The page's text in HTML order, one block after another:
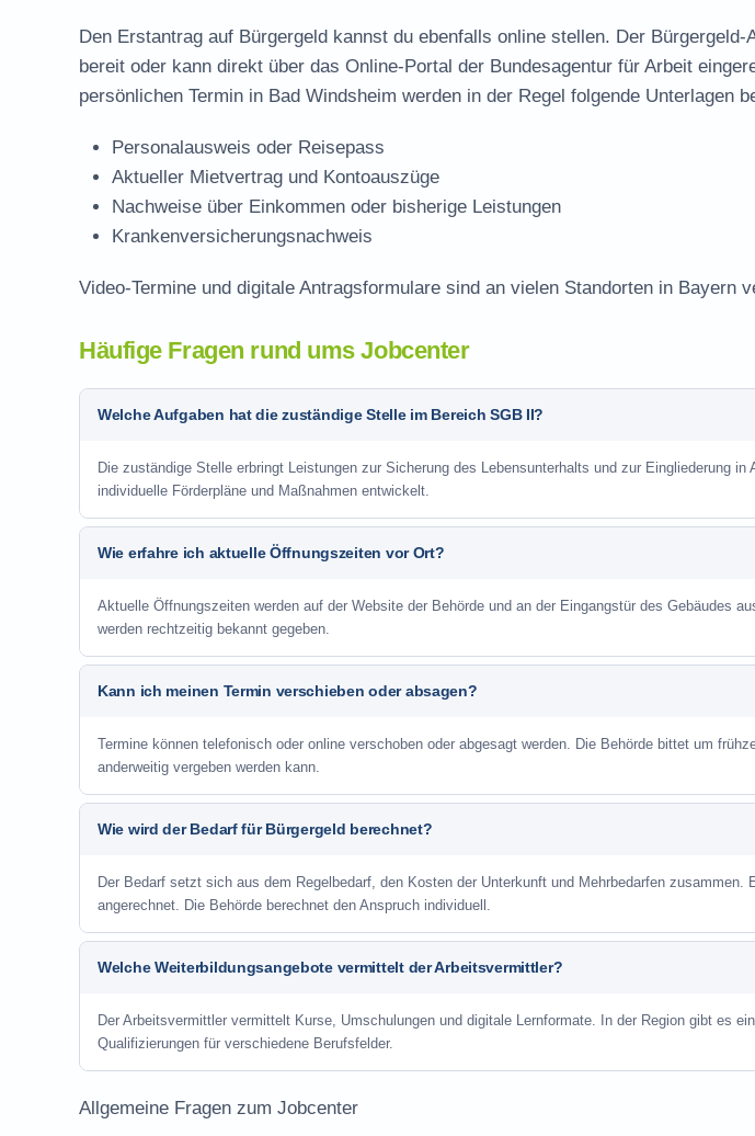
Den Erstantrag auf Bürgergeld kannst du ebenfalls online stellen. Der Bürgergeld-
bereit oder kann direkt über das Online-Portal der Bundesagentur für Arbeit
persönlichen Termin in Bad Windsheim werden in der Regel folgende Unterlagen
Personalausweis oder Reisepass
Aktueller Mietvertrag und Kontoauszüge
Nachweise über Einkommen oder bisherige Leistungen
Krankenversicherungsnachweis
Video-Termine und digitale Antragsformulare sind an vielen Standorten in Bayern
Häufige Fragen rund ums Jobcenter
Welche Aufgaben hat die zuständige Stelle im Bereich SGB II?
Die zuständige Stelle erbringt Leistungen zur Sicherung des Lebensunterhalts und zur Eingliederung in
individuelle Förderpläne und Maßnahmen entwickelt.
Wie erfahre ich aktuelle Öffnungszeiten vor Ort?
Aktuelle Öffnungszeiten werden auf der Website der Behörde und an der Eingangstür des Gebäudes
werden rechtzeitig bekannt gegeben.
Kann ich meinen Termin verschieben oder absagen?
Termine können telefonisch oder online verschoben oder abgesagt werden. Die Behörde bittet um
anderweitig vergeben werden kann.
Wie wird der Bedarf für Bürgergeld berechnet?
Der Bedarf setzt sich aus dem Regelbedarf, den Kosten der Unterkunft und Mehrbedarfen zusammen.
angerechnet. Die Behörde berechnet den Anspruch individuell.
Welche Weiterbildungsangebote vermittelt der Arbeitsvermittler?
Der Arbeitsvermittler vermittelt Kurse, Umschulungen und digitale Lernformate. In der Region gibt es
Qualifizierungen für verschiedene Berufsfelder.
Allgemeine Fragen zum Jobcenter